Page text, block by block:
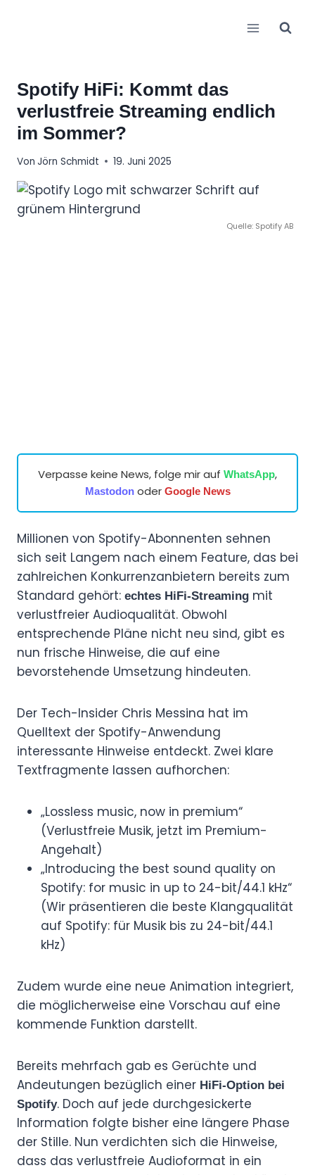
Spotify HiFi: Kommt das
verlustfreie Streaming endlich
im Sommer?
Von Jörn Schmidt 19. Juni 2025
Quelle: Spotify AB
Verpasse keine News, folge mir auf WhatsApp,
Mastodonoder Google News
Millionen von Spotify-Abonnenten sehnen
sich seit Langem nach einem Feature, das bei
zahlreichen Konkurrenzanbietern bereits zum
Standard gehört: echtes HiFi-Streaming mit
verlustfreier Audioqualität. Obwohl
entsprechende Pläne nicht neu sind, gibt es
nun frische Hinweise, die auf eine
bevorstehende Umsetzung hindeuten.
Der Tech-Insider Chris Messina hat im
Quelltext der Spotify-Anwendung
interessante Hinweise entdeckt. Zwei klare
Textfragmente lassen aufhorchen:
„Lossless music, now in premium“
(Verlustfreie Musik, jetzt im Premium-
Angehalt)
„Introducing the best sound quality on
Spotify: for music in up to 24-bit/44.1 kHz“
(Wir präsentieren die beste Klangqualität
auf Spotify: für Musik bis zu 24-bit/44.1
kHz)
Zudem wurde eine neue Animation integriert,
die möglicherweise eine Vorschau auf eine
kommende Funktion darstellt.
Bereits mehrfach gab es Gerüchte und
Andeutungen bezüglich einer HiFi-Option bei
Spotify. Doch auf jede durchgesickerte
Information folgte bisher eine längere Phase
der Stille. Nun verdichten sich die Hinweise,
dass das verlustfreie Audioformat in ein